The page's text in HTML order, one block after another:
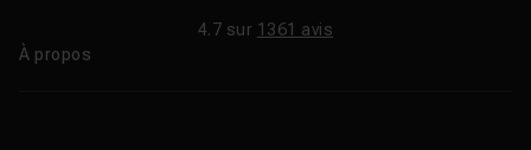
4.7 sur 1361 avis
À propos